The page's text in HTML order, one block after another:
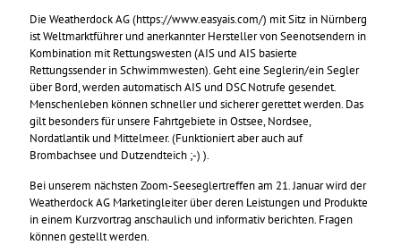
Die Weatherdock AG (https://www.easyais.com/) mit Sitz in Nürnberg
ist Weltmarktführer und anerkannter Hersteller von Seenotsendern in
Kombination mit Rettungswesten (AIS und AIS basierte
Rettungssender in Schwimmwesten). Geht eine Seglerin/ein Segler
über Bord, werden automatisch AIS und DSC Notrufe gesendet.
Menschenleben können schneller und sicherer gerettet werden. Das
gilt besonders für unsere Fahrtgebiete in Ostsee, Nordsee,
Nordatlantik und Mittelmeer. (Funktioniert aber auch auf
Brombachsee und Dutzendteich ;-) ).
Bei unserem nächsten Zoom-Seeseglertreffen am 21. Januar wird der
Weatherdock AG Marketingleiter über deren Leistungen und Produkte
in einem Kurzvortrag anschaulich und informativ berichten. Fragen
können gestellt werden.